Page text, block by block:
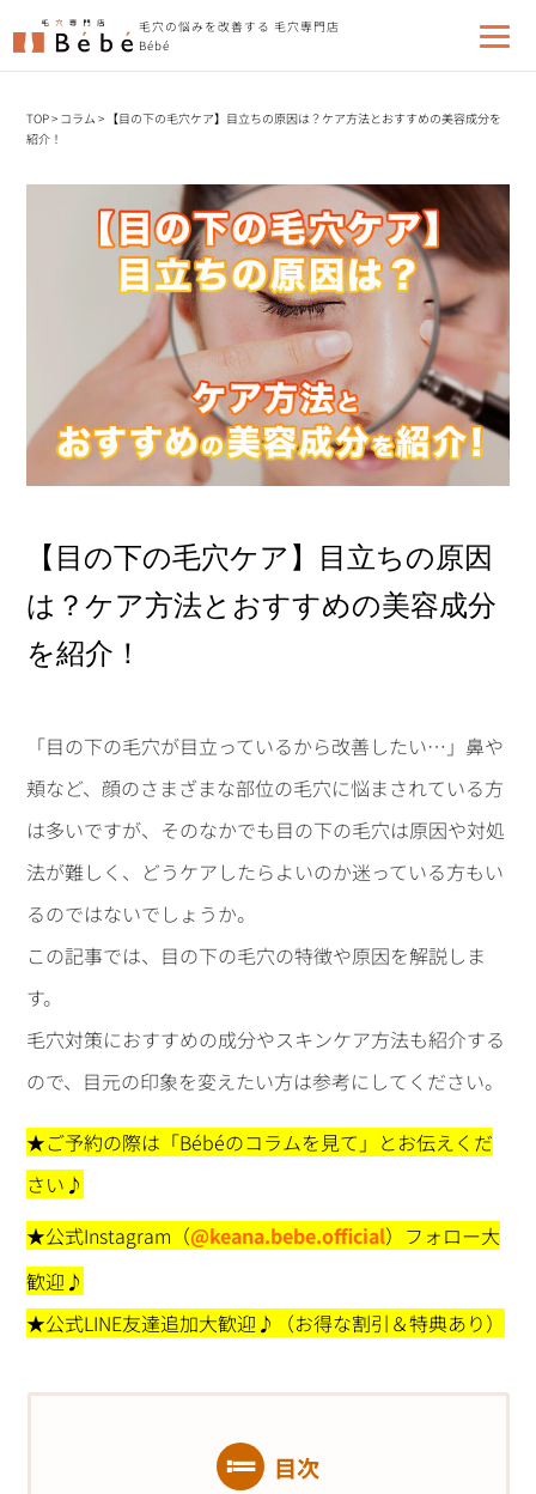
毛穴の悩みを改善する 毛穴専門店
Bébé
TOP> コラム > 【目の下の毛穴ケア】目立ちの原因は？ケア方法とおすすめの美容成分を
紹介！
【目の下の毛穴ケア】目立ちの原因
は？ケア方法とおすすめの美容成分
を紹介！
「目の下の毛穴が目立っているから改善したい…」鼻や
頬など、顔のさまざまな部位の毛穴に悩まされている方
は多いですが、そのなかでも目の下の毛穴は原因や対処
法が難しく、どうケアしたらよいのか迷っている方もい
るのではないでしょうか。
この記事では、目の下の毛穴の特徴や原因を解説しま
す。
毛穴対策におすすめの成分やスキンケア方法も紹介する
ので、目元の印象を変えたい方は参考にしてください。
★ご予約の際は「Bébéのコラムを見て」とお伝えくだ
さい♪
★公式Instagram（@keana.bebe.official）フォロー大
歓迎♪
★公式LINE友達追加大歓迎♪（お得な割引＆特典あり）
目次